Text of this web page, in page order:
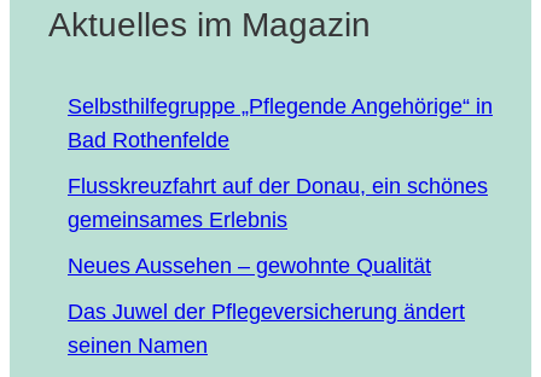
Aktuelles im Magazin
Selbst­hil­fe­grup­pe „Pfle­gen­de Ange­hö­ri­ge“ in
Bad Rothenfelde
Fluss­kreuz­fahrt auf der Donau, ein schö­nes
gemein­sa­mes Erlebnis
Neu­es Aus­se­hen – gewohn­te Qualität
Das Juwel der Pfle­ge­ver­si­che­rung ändert
sei­nen Namen